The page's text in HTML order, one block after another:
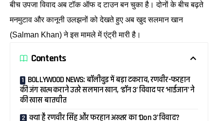
बीच उपजा विवाद अब टॉक ऑफ द टाउन बन चुका है। दोनों के बीच बढ़ते
मनमुटाव और कानूनी उलझनों को देखते हुए अब खुद सलमान खान
(Salman Khan) ने इस मामले में एंट्री मारी है।
Contents
BOLLYWOOD NEWS: बॉलीवुड में बड़ा टकराव, रणवीर-फरहान
की जंग खत्म कराने उतरे सलमान खान, ‘डॉन 3’ विवाद पर ‘भाईजान’ ने
की खास बातचीत
क्या है रणवीर सिंह और फरहान अख्तर का ‘Don 3’ विवाद?